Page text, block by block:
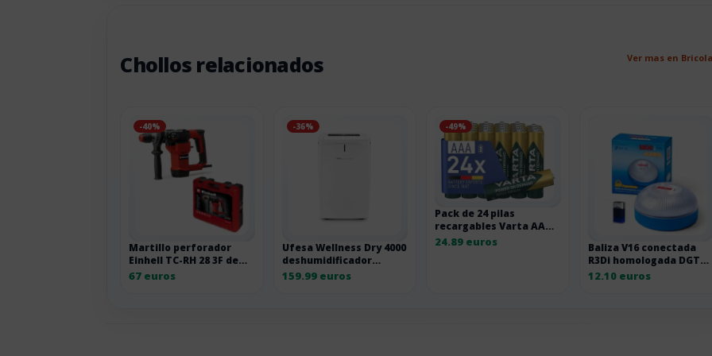
Chollos relacionados Ver mas en
-40%
Martillo perforador
Einhell TC-RH 28 3F de
950 W
67 euros
-36%
Ufesa Wellness Dry 4000
deshumidificador
16L/24h con sensor de
159.99 euros
-49%
Pack de 24 pilas
recargables Varta AAA
1000 mAh
24.89 euros
Baliza V16 conectada
R3Di homologada DGT
3.0
12.10 euros